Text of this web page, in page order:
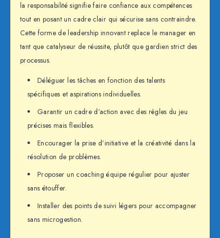
la responsabilité signifie faire confiance aux compétences
tout en posant un cadre clair qui sécurise sans contraindre.
Cette forme de leadership innovant replace le manager en
tant que catalyseur de réussite, plutôt que gardien strict des
processus.
Déléguer les tâches en fonction des talents
spécifiques et aspirations individuelles.
Garantir un cadre d’action avec des règles du jeu
précises mais flexibles.
Encourager la prise d’initiative et la créativité dans la
résolution de problèmes.
Proposer un coaching équipe régulier pour ajuster
sans étouffer.
Installer des points de suivi légers pour accompagner
sans microgestion.